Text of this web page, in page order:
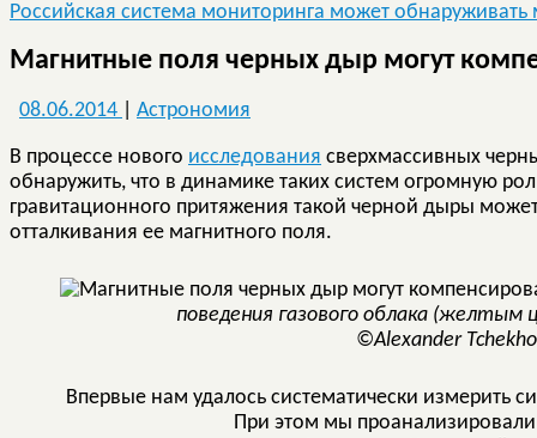
Российская система мониторинга может
Магнитные поля черных дыр могут
08.06.2014 Астрономия
В процессе нового исследования сверхмассивных
обнаружить, что в динамике таких систем огромную
гравитационного притяжения такой черной дыры
отталкивания ее магнитного поля.
поведения газового облака (желтым
©Alexander
Впервые нам удалось систематически измерить
При этом мы